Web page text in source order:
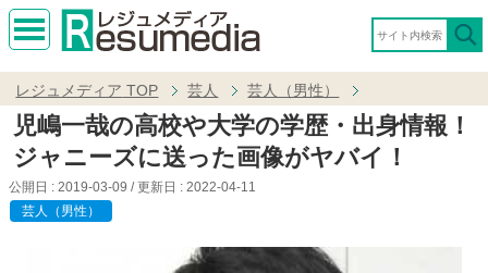
MEN
レジュメディア TOP 芸人 芸人（男性）
児嶋一哉の高校や大学の学歴・出身情報！
ジャニーズに送った画像がヤバイ！
公開日 : 2019-03-09 / 更新日 : 2022-04-11
芸人（男性）